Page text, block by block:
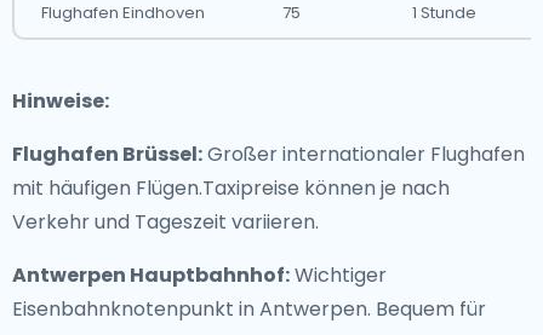
Flughafen Eindhoven 75 1 Stunde
Hinweise:
Flughafen Brüssel:Großer internationaler Flughafen
mit häufigen Flügen.Taxipreise können je nach
Verkehr und Tageszeit variieren.
Antwerpen Hauptbahnhof:Wichtiger
Eisenbahnknotenpunkt in Antwerpen. Bequem für